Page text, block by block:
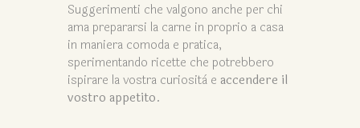
Suggerimenti che valgono anche per chi
ama prepararsi la carne in proprio a casa
in maniera comoda e pratica,
sperimentando ricette che potrebbero
ispirare la vostra curiosità e accendere il
vostro appetito.